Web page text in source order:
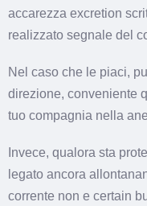
accarezza excretion
realizzato segnale del
Nel caso che le piaci,
direzione, conveniente
tuo compagnia nella
Invece, qualora sta
legato ancora
corrente non e certain